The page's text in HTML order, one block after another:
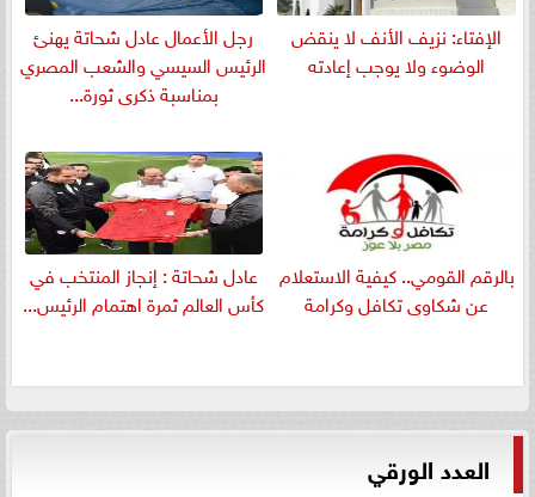
الإفتاء: نزيف الأنف لا ينقض
الوضوء ولا يوجب إعادته
رجل الأعمال عادل شحاتة يهنئ
الرئيس السيسي والشعب المصري
بمناسبة ذكرى ثورة...
بالرقم القومي.. كيفية الاستعلام
عن شكاوى تكافل وكرامة
عادل شحاتة : إنجاز المنتخب في
كأس العالم ثمرة اهتمام الرئيس...
العدد الورقي